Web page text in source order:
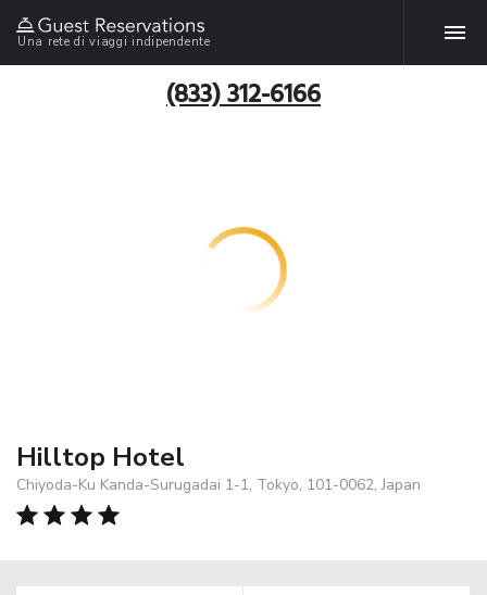
Una rete di viaggi indipendente
(833) 312-6166
Hilltop Hotel
Chiyoda-Ku Kanda-Surugadai 1-1, Tokyo, 101-0062, Japan